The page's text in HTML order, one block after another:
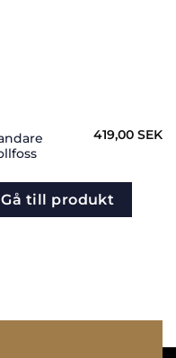
419,00 SEK
Gå till produkt